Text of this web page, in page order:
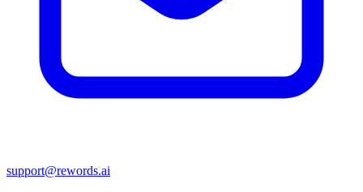
support@rewords.ai